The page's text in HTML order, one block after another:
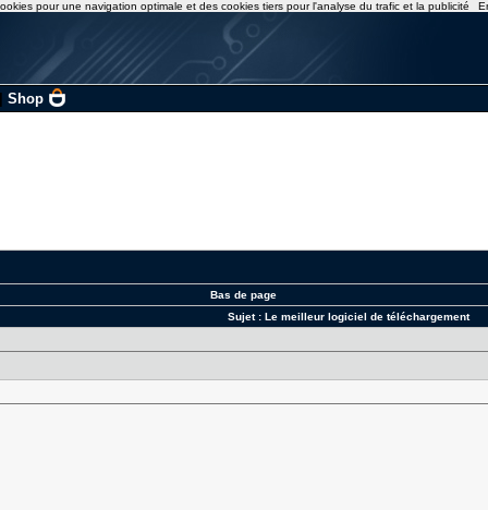
Shop
Bas de page
Sujet : Le meilleur logiciel de téléchargement
pour une navigation optimale et des cookies tiers pour l'analyse du trafic et la publicité